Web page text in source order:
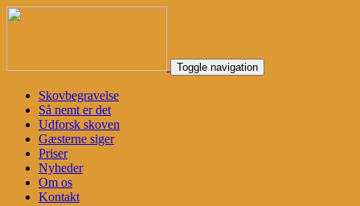
Toggle navigation
Skovbegravelse
Så nemt er det
Udforsk skoven
Gæsterne siger
Priser
Nyheder
Om os
Kontakt